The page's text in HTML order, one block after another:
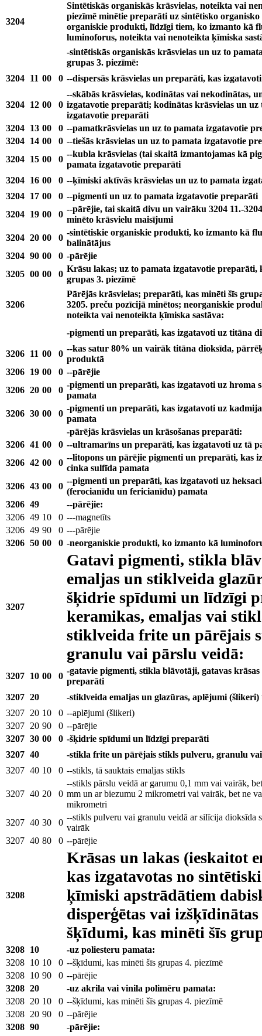
3204
Sintētiskās organiskās krāsvielas, noteikta vai
piezīmē minētie preparāti uz sintētisko
organiskie produkti, līdzīgi tiem, ko izmanto kā
luminoforus, noteikta vai nenoteikta ķīmiska
-sintētiskās organiskās krāsvielas un uz to
grupas 3. piezīmē:
3204 11 00 0 --dispersās krāsvielas un preparāti, kas
3204 12 00 0
--skābās krāsvielas, kodinātas vai nekodinātas,
izgatavotie preparāti; kodinātas krāsvielas un uz
izgatavotie preparāti
3204 13 00 0 --pamatkrāsvielas un uz to pamata izgatavotie
3204 14 00 0 --tiešās krāsvielas un uz to pamata izgatavotie
3204 15 00 0
--kubla krāsvielas (tai skaitā izmantojamas kā
pamata izgatavotie preparāti
3204 16 00 0 --ķīmiski aktīvās krāsvielas un uz to pamata
3204 17 00 0 --pigmenti un uz to pamata izgatavotie preparāti
3204 19 00 0
--pārējie, tai skaitā divu un vairāku 3204 11.-
minēto krāsvielu maisījumi
3204 20 00 0
-sintētiskie organiskie produkti, ko izmanto kā
balinātājus
3204 90 00 0 -pārējie
3205 00 00 0
Krāsu lakas; uz to pamata izgatavotie preparāti,
grupas 3. piezīmē
3206
Pārējās krāsvielas; preparāti, kas minēti šīs
3205. preču pozīcijā minētos; neorganiskie
noteikta vai nenoteikta ķīmiska sastāva:
-pigmenti un preparāti, kas izgatavoti uz titāna
3206 11 00 0
--kas satur 80% un vairāk titāna dioksīda,
produktā
3206 19 00 0 --pārējie
3206 20 00 0
-pigmenti un preparāti, kas izgatavoti uz hroma
pamata
3206 30 00 0
-pigmenti un preparāti, kas izgatavoti uz
pamata
-pārējās krāsvielas un krāsošanas preparāti:
3206 41 00 0 --ultramarīns un preparāti, kas izgatavoti uz tā
3206 42 00 0
--litopons un pārējie pigmenti un preparāti, kas
cinka sulfīda pamata
3206 43 00 0
--pigmenti un preparāti, kas izgatavoti uz
(ferocianīdu un fericianīdu) pamata
3206 49
--pārējie:
3206 49 10 0 ---magnetīts
3206 49 90 0 ---pārējie
3206 50 00 0 -neorganiskie produkti, ko izmanto kā
3207
Gatavi pigmenti, stikla
emaljas un stiklveida
šķidrie spīdumi un līdzīgi
keramikas, emaljas vai
stiklveida frite un pārējais
granulu vai pārslu veidā:
3207 10 00 0
-gatavie pigmenti, stikla blāvotāji, gatavas
preparāti
3207 20
-stiklveida emaljas un glazūras, aplējumi
3207 20 10 0 --aplējumi (šlikeri)
3207 20 90 0 --pārējie
3207 30 00 0 -šķidrie spīdumi un līdzīgi preparāti
3207 40
-stikla frite un pārējais stikls pulveru, granulu
3207 40 10 0 --stikls, tā sauktais emaljas stikls
3207 40 20 0
--stikls pārslu veidā ar garumu 0,1 mm vai vairāk,
mm un ar biezumu 2 mikrometri vai vairāk, bet ne
mikrometri
3207 40 30 0
--stikls pulveru vai granulu veidā ar silīcija dioksīda
vairāk
3207 40 80 0 --pārējie
3208
Krāsas un lakas (ieskaitot
kas izgatavotas no
ķīmiski apstrādātiem
disperģētas vai
šķīdumi, kas minēti šīs
3208 10
-uz poliesteru pamata:
3208 10 10 0 --šķīdumi, kas minēti šīs grupas 4. piezīmē
3208 10 90 0 --pārējie
3208 20
-uz akrila vai vinila polimēru pamata:
3208 20 10 0 --šķīdumi, kas minēti šīs grupas 4. piezīmē
3208 20 90 0 --pārējie
3208 90
-pārējie: